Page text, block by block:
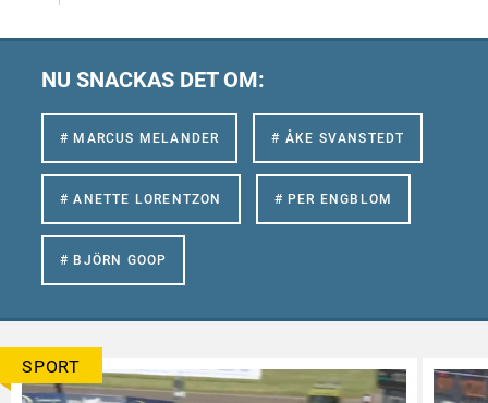
NU SNACKAS DET OM:
# MARCUS MELANDER # ÅKE SVANSTEDT
# ANETTE LORENTZON # PER ENGBLOM
# BJÖRN GOOP
SPORT